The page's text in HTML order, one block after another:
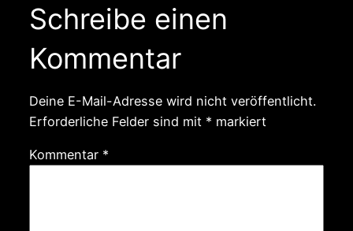
Schreibe einen
Kommentar
Deine E-Mail-Adresse wird nicht veröffentlicht.
Erforderliche Felder sind mit * markiert
Kommentar *